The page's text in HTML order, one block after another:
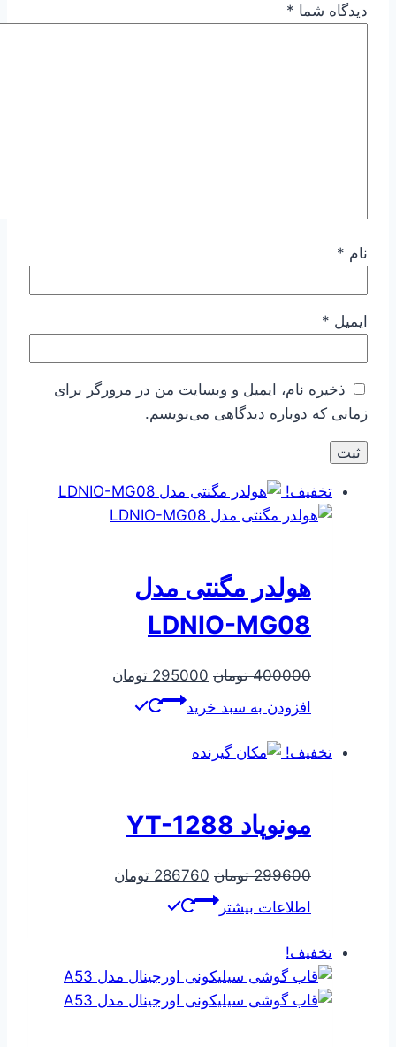
دیدگاه شما *
نام *
ایمیل *
ذخیره نام، ایمیل و وبسایت من در مرورگر برای
زمانی که دوباره دیدگاهی می‌نویسم.
تخفیف!
هولدر مگنتی مدل
LDNIO-MG08
400000 تومان قیمت
اصلی
بود.
295000 تومان
افزودن به سبد خرید
تخفیف!
مونوپاد YT-1288
299600 تومان قیمت
اصلی
286760 تومان
اطلاعات بیشتر
تخفیف!